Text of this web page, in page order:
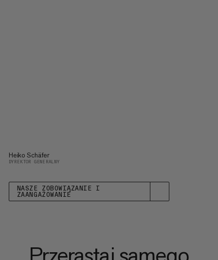
Heiko Schäfer
DYREKTOR GENERALNY
NASZE ZOBOWIĄZANIE I
ZAANGAŻOWANIE